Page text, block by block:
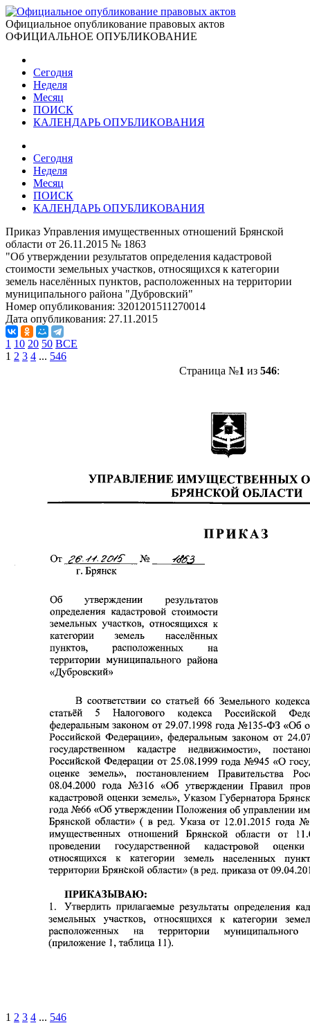
Официальное опубликование правовых актов
ОФИЦИАЛЬНОЕ ОПУБЛИКОВАНИЕ
Сегодня
Неделя
Месяц
ПОИСК
КАЛЕНДАРЬ ОПУБЛИКОВАНИЯ
Сегодня
Неделя
Месяц
ПОИСК
КАЛЕНДАРЬ ОПУБЛИКОВАНИЯ
Приказ Управления имущественных отношений Брянской
области от 26.11.2015 № 1863
"Об утверждении результатов определения кадастровой
стоимости земельных участков, относящихся к категории
земель населённых пунктов, расположенных на территории
муниципального района "Дубровский"
Номер опубликования: 3201201511270014
Дата опубликования: 27.11.2015
1 10 20 50 ВСЕ
1 2 3 4 ... 546
Страница №1 из 546:
1 2 3 4 ... 546